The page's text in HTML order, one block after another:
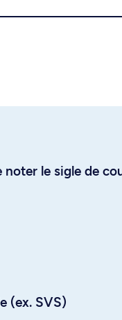
le sigle de
(ex. SVS)